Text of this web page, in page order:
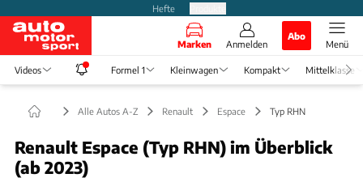
Hefte
Marken Anmelden
Abo
Menü
Videos Formel 1 Kleinwagen Kompakt Mittelklasse
Alle Autos A-Z Renault Espace Typ RHN
Renault Espace (Typ RHN) im Überblick
(ab 2023)